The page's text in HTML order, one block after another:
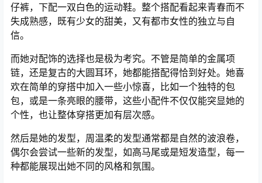
仔裤，下配一双白色的运动鞋。整个搭配看起来青春而不
失成熟感，既有少女的甜美，又有都市女性的独立与自
信。
而她对配饰的选择也是极为考究。不管是简单的金属项
链，还是复古的大圆耳环，她都能搭配得恰到好处。她喜
欢在简单的穿搭中加入一些小惊喜，比如一个独特的包
包，或是一条亮眼的腰带，这些小配件不仅仅能突显她的
个性，也让整体穿搭更加有层次感。
然后是她的发型，周温柔的发型通常都是自然的波浪卷，
偶尔会尝试一些新的发型，如高马尾或是短发造型，每一
种都能展现出她不同的风格和氛围。